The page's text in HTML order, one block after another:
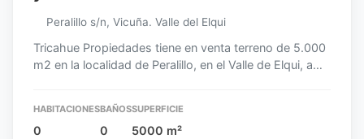
Peralillo s/n, Vicuña. Valle del Elqui
Tricahue Propiedades tiene en venta terreno de 5.000
m2 en la localidad de Peralillo, en el Valle de Elqui, a…
HABITACIONES
0
BAÑOS
0
SUPERFICIE
5000 m²